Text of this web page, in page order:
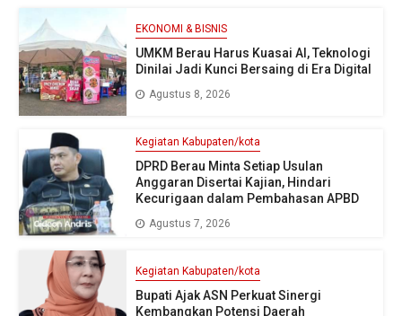
EKONOMI & BISNIS
UMKM Berau Harus Kuasai AI, Teknologi
Dinilai Jadi Kunci Bersaing di Era Digital
Agustus 8, 2026
Kegiatan Kabupaten/kota
DPRD Berau Minta Setiap Usulan
Anggaran Disertai Kajian, Hindari
Kecurigaan dalam Pembahasan APBD
Agustus 7, 2026
Kegiatan Kabupaten/kota
Bupati Ajak ASN Perkuat Sinergi
Kembangkan Potensi Daerah